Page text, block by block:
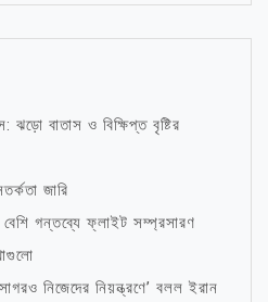
ঝড়ো বাতাস ও বিক্ষিপ্ত বৃষ্টির
জারি
গন্তব্যে ফ্লাইট সম্প্রসারণ
নিজেদের নিয়ন্ত্রণে’ বলল ইরান